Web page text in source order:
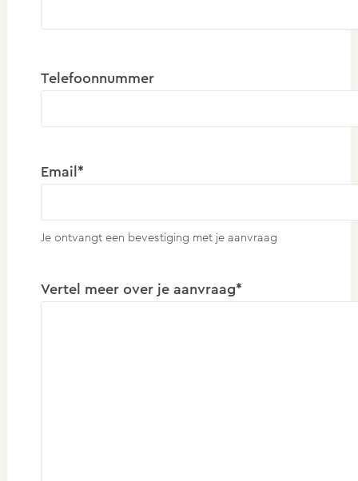
Telefoonnummer
Email*
Je ontvangt een bevestiging met je aanvraag
Vertel meer over je aanvraag*